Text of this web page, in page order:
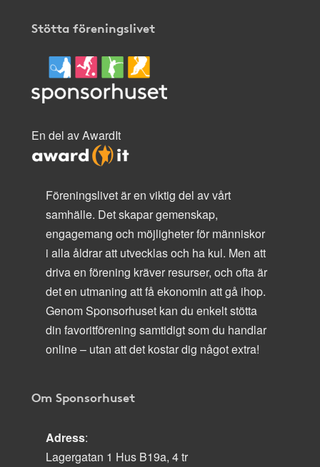
Stötta föreningslivet
En del av AwardIt
Föreningslivet är en viktig del av vårt
samhälle. Det skapar gemenskap,
engagemang och möjligheter för människor
i alla åldrar att utvecklas och ha kul. Men att
driva en förening kräver resurser, och ofta är
det en utmaning att få ekonomin att gå ihop.
Genom Sponsorhuset kan du enkelt stötta
din favoritförening samtidigt som du handlar
online – utan att det kostar dig något extra!
Om Sponsorhuset
Adress:
Lagergatan 1 Hus B19a, 4 tr